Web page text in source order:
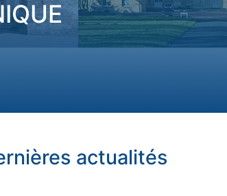
actualités